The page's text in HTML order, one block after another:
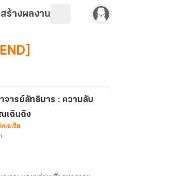
สร้างผลงาน
จารย์ลัทธิมาร : ความลับ
เฉินฉิง
อเชีย